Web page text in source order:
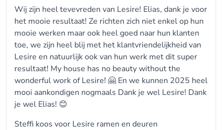
Wij zijn heel tevevreden van Lesire! Elias, dank je voor
het mooie resultaat! Ze richten zich niet enkel op hun
mooie werken maar ook heel goed naar hun klanten
toe, we zijn heel blij met het klantvriendelijkheid van
Lesire en natuurlijk ook van hun werk met dit super
resultaat! My house has no beauty without the
wonderful work of Lesire! 🤗 En we kunnen 2025 heel
mooi aankondigen nogmaals Dank je wel Lesire! Dank
je wel Elias! 😊
Steffi koos voor Lesire ramen en deuren